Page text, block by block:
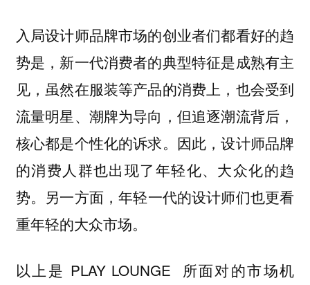
入局设计师品牌市场的创业者们都看好的趋
势是，新一代消费者的典型特征是成熟有主
见，虽然在服装等产品的消费上，也会受到
流量明星、潮牌为导向，但追逐潮流背后，
核心都是个性化的诉求。因此，设计师品牌
的消费人群也出现了年轻化、大众化的趋
势。 另一方面，年轻一代的设计师们也更看
重年轻的大众市场。
以上是 PLAY LOUNGE 所面对的市场机